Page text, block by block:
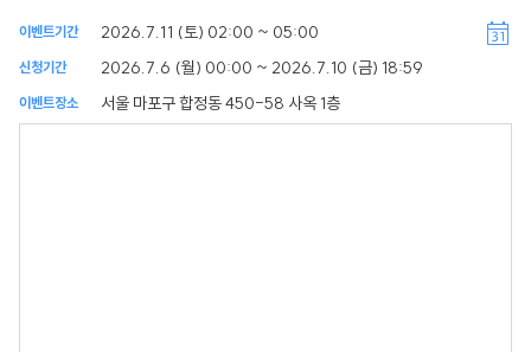
이벤트기간 2026.7.11 (토) 02:00 ~ 05:00
신청기간 2026.7.6 (월) 00:00 ~ 2026.7.10 (금) 18:59
이벤트장소 서울 마포구 합정동 450-58 사옥 1층